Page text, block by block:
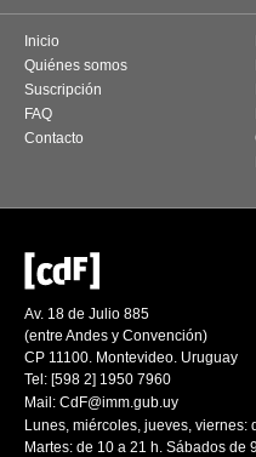
Inicio
Quiénes somos
Suscripción
FAQ
Contacto
Av. 18 de Julio 885
(entre Andes y Convención)
CP 11100. Montevideo. Uruguay
Tel: [598 2] 1950 7960
Mail: CdF@imm.gub.uy
Lunes, miércoles, jueves, viernes:
Martes: de 10 a 21 h. Sábados de